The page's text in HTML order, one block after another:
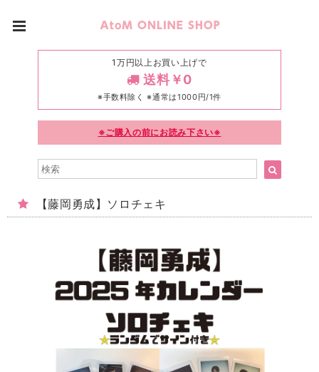
1万円以上お買い上げで
送料￥0
※手数料除く ※通常は1000円/1件
※ご購入の前にお読み下さい※
【藤岡勇成】ソロチェキ